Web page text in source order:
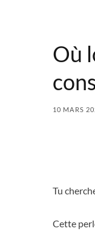
Où
10 MARS
Tu
Cette